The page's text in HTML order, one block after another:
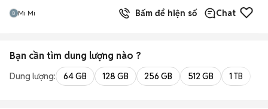
Mi Mi Bấm để hiện số Chat
Bạn cần tìm dung lượng nào ?
Dung lượng: 64 GB 128 GB 256 GB 512 GB 1 TB